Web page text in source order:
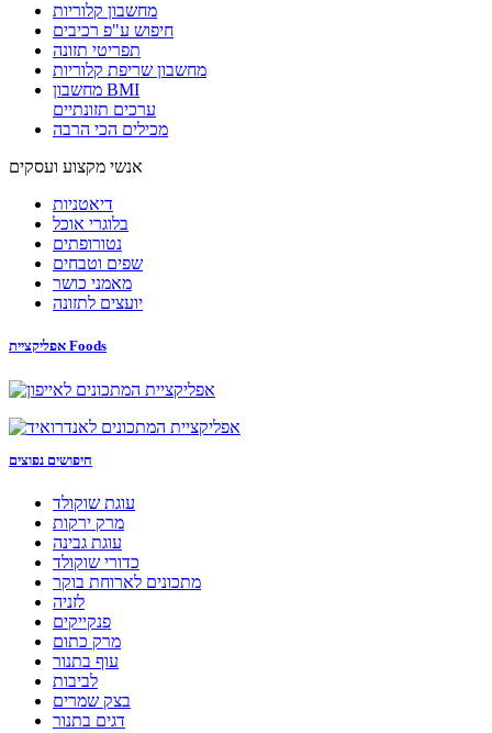
מחשבון קלוריות
חיפוש ע"פ רכיבים
תפריטי תזונה
מחשבון שריפת קלוריות
מחשבון BMI
ערכים תזונתיים
מכילים הכי הרבה
אנשי מקצוע ועסקים
דיאטניות
בלוגרי אוכל
נטורופתים
שפים וטבחים
מאמני כושר
יועצים לתזונה
אפליקציית Foods
חיפושים נפוצים
עוגת שוקולד
מרק ירקות
עוגת גבינה
כדורי שוקולד
מתכונים לארוחת בוקר
לזניה
פנקייקים
מרק כתום
עוף בתנור
לביבות
בצק שמרים
דגים בתנור